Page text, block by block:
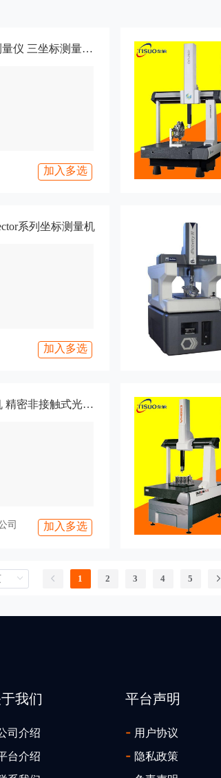
海克斯康GLOBAL三坐标测量仪 三坐标测量机 型号齐全-途准检测
加入多选
系列坐标测量机
加入多选
世纪三友 销售三坐标测量机 精密非接触式光学测量仪
司 加入多选
1 2 3 4 5
我们
司介绍
台介绍
平台声明
- 用户协议
- 隐私政策